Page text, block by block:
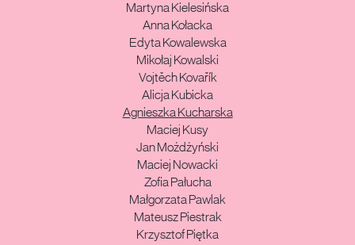
Martyna Kielesińska
Anna Kołacka
Edyta Kowalewska
Mikołaj Kowalski
Vojtěch Kovařík
Alicja Kubicka
Agnieszka Kucharska
Maciej Kusy
Jan Możdżyński
Maciej Nowacki
Zofia Pałucha
Małgorzata Pawlak
Mateusz Piestrak
Krzysztof Piętka